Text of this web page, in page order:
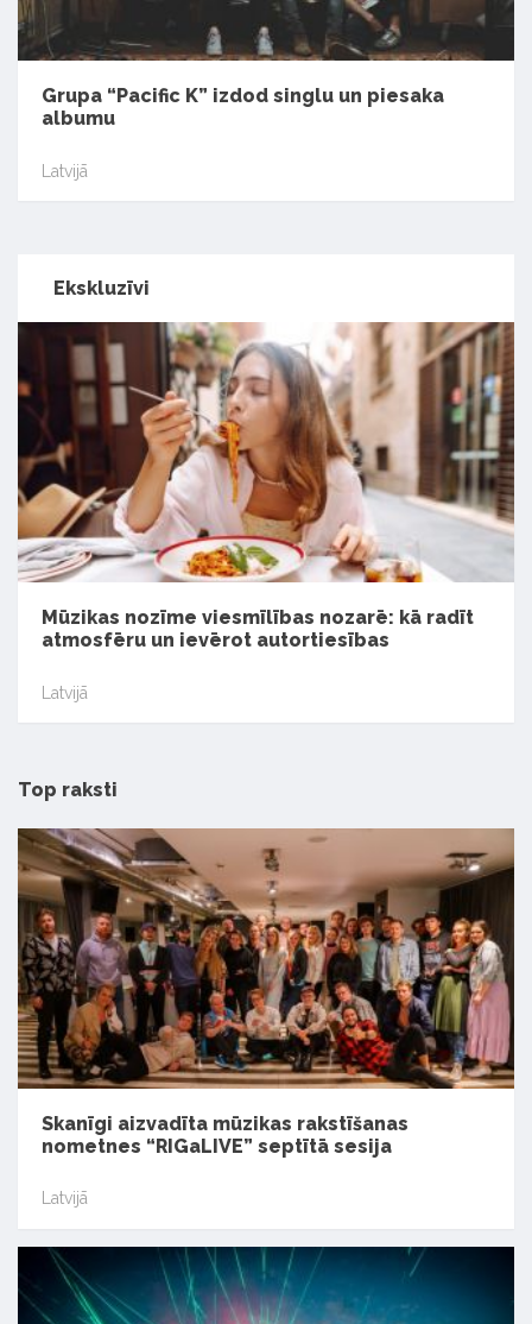
Grupa “Pacific K” izdod singlu un piesaka
albumu
Latvijā
Ekskluzīvi
Mūzikas nozīme viesmīlības nozarē: kā radīt
atmosfēru un ievērot autortiesības
Latvijā
Top raksti
Skanīgi aizvadīta mūzikas rakstīšanas
nometnes “RIGaLIVE” septītā sesija
Latvijā